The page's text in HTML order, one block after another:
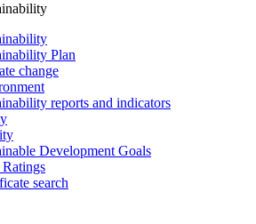
Plan
change
reports and indicators
Development Goals
search